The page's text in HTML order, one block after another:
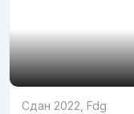
Сдан 2022 Fdg